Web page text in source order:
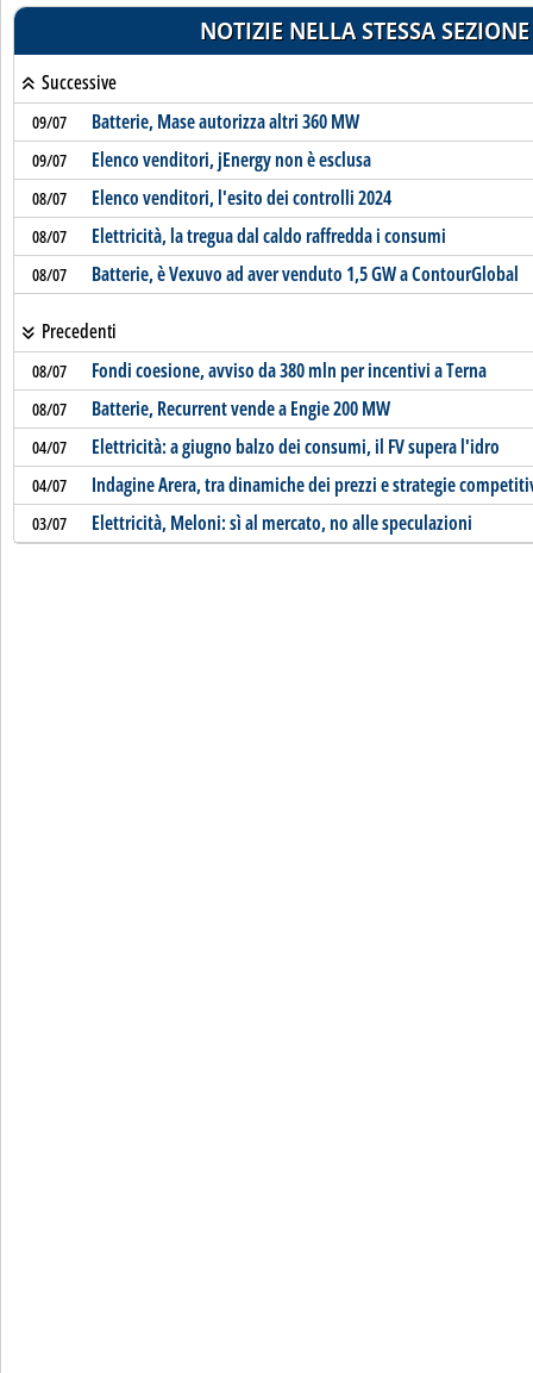
NOTIZIE NELLA STESSA SEZIONE
Successive
09/07 Batterie, Mase autorizza altri 360 MW
09/07 Elenco venditori, jEnergy non è esclusa
08/07 Elenco venditori, l'esito dei controlli 2024
08/07 Elettricità, la tregua dal caldo raffredda i consumi
08/07 Batterie, è Vexuvo ad aver venduto 1,5 GW a ContourGlobal
Precedenti
08/07 Fondi coesione, avviso da 380 mln per incentivi a Terna
08/07 Batterie, Recurrent vende a Engie 200 MW
04/07 Elettricità: a giugno balzo dei consumi, il FV supera l'idro
04/07 Indagine Arera, tra dinamiche dei prezzi e strategie
03/07 Elettricità, Meloni: sì al mercato, no alle speculazioni